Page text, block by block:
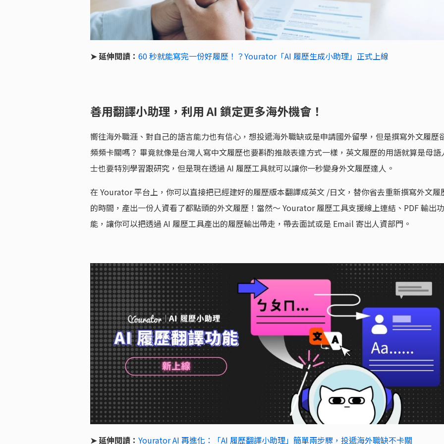
➤ 延伸閱讀： 60 秒就能寫完一份好履歷！？Yourator「AI 履歷生成小助理」正式上線
善用翻譯小助理，利用 AI 鎖定更多海外機會！
嚮往海外職涯、對自己的語言能力也有信心，想投遞海外職缺或是申請國外留學，但是撰寫外文履歷
頻頻卡關嗎？ 畢竟就像是台灣人寫中文履歷也要斟酌推敲表達方式一樣，英文履歷的用語就算是母語
士也要特別學習跟研究，但是現在透過 AI 履歷工具就可以讓你一秒變身外文履歷達人。
在 Yourator 平台上，你可以直接把已經建好的履歷版本翻譯成英文 /日文，替你省去重新撰寫外文履
的時間，產出一份人資看了都點頭的外文履歷！當然～ Yourator 履歷工具支援線上連結、PDF 輸出功
能，讓你可以把透過 AI 履歷工具產出的履歷輸出帶走，帶去面試或是 Email 寄出人資部門。
➤ 延伸閱讀： Yourator AI 再進化：「AI 履歷翻譯小助理」簡單兩步驟，投遞海外職缺不卡關